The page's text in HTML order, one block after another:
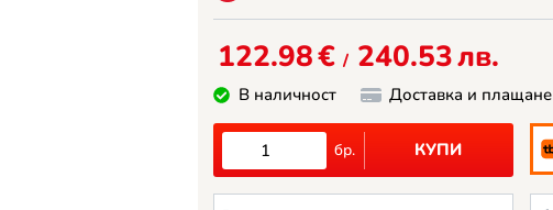
122.98€ / 240.53лв.
В наличност Доставка и плащане
бр. КУПИ